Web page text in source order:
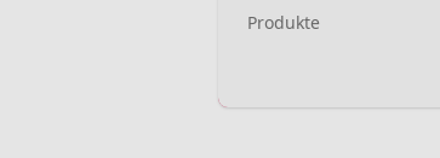
Produkte